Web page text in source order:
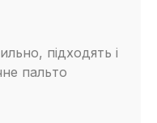
підходять і
пальто